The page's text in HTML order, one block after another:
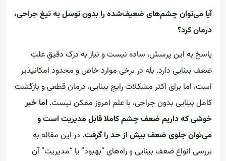
آیا می‌توان چشم‌های ضعیف‌شده را بدون توسل به تیغ جراحی،
درمان کرد؟
پاسخ به این پرسش، ساده نیست و نیاز به درک دقیقِ علتِ
ضعف بینایی دارد. بله در برخی موارد خاص و محدود امکانپذیر
است، اما برای اکثر مشکلات رایج بینایی، درمان قطعی و بازگشت
کامل بینایی بدون جراحی، با علم امروز ممکن نیست. اما خبر
خوشی که داریم ضعف چشم کاملا قابل مدیریت است و
می‌توان جلوی ضعف بیش از حد را گرفت. در این مقاله به
بررسی انواع ضعف بینایی و راه‌های “بهبود” یا “مدیریت” آن